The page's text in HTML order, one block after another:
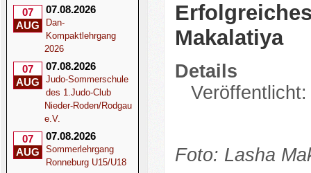
07
AUG
07.08.2026
Dan-
Kompaktlehrgang
2026
07
AUG
07.08.2026
Judo-Sommerschule
des 1.Judo-Club
Nieder-Roden/Rodgau
e.V.
07
AUG
07.08.2026
Sommerlehrgang
Ronneburg U15/U18
Makalatiya
Details
Foto: Lasha